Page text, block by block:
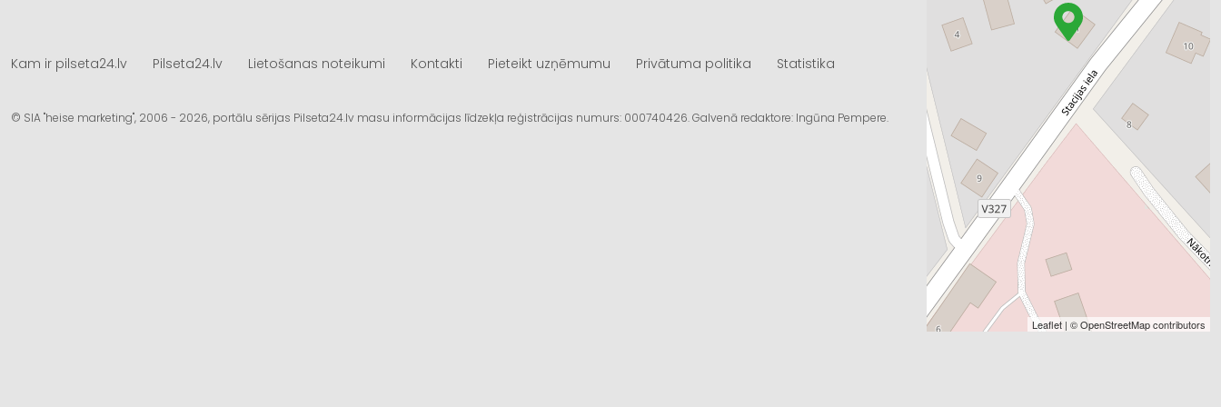
Leaflet | ©OpenStreetMapcontributors
Kam ir pilseta24.lv Pilseta24.lv Lietošanas noteikumi Kontakti Pieteikt uzņēmumu Privātuma politika Statistika
© SIA "heise marketing", 2006 - 2026, portālu sērijas Pilseta24.lv masu informācijas līdzekļa reģistrācijas numurs: 000740426. Galvenā redaktore: Ingūna Pempere.